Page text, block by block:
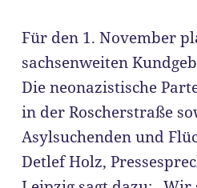
Für den 1. November
sachsenweiten
Die neonazistische
in der Roscherstraße
Asylsuchenden und
Detlef Holz,